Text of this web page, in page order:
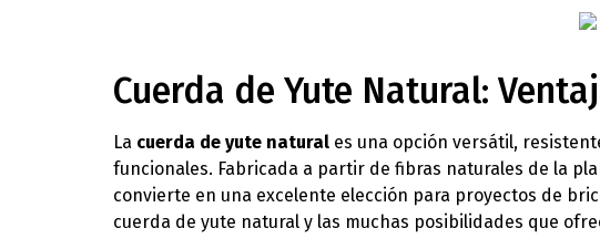
Cuerda de Yute Natural:
La cuerda de yute natural es una opción versátil,
funcionales. Fabricada a partir de fibras naturales de la
convierte en una excelente elección para proyectos de
cuerda de yute natural y las muchas posibilidades que